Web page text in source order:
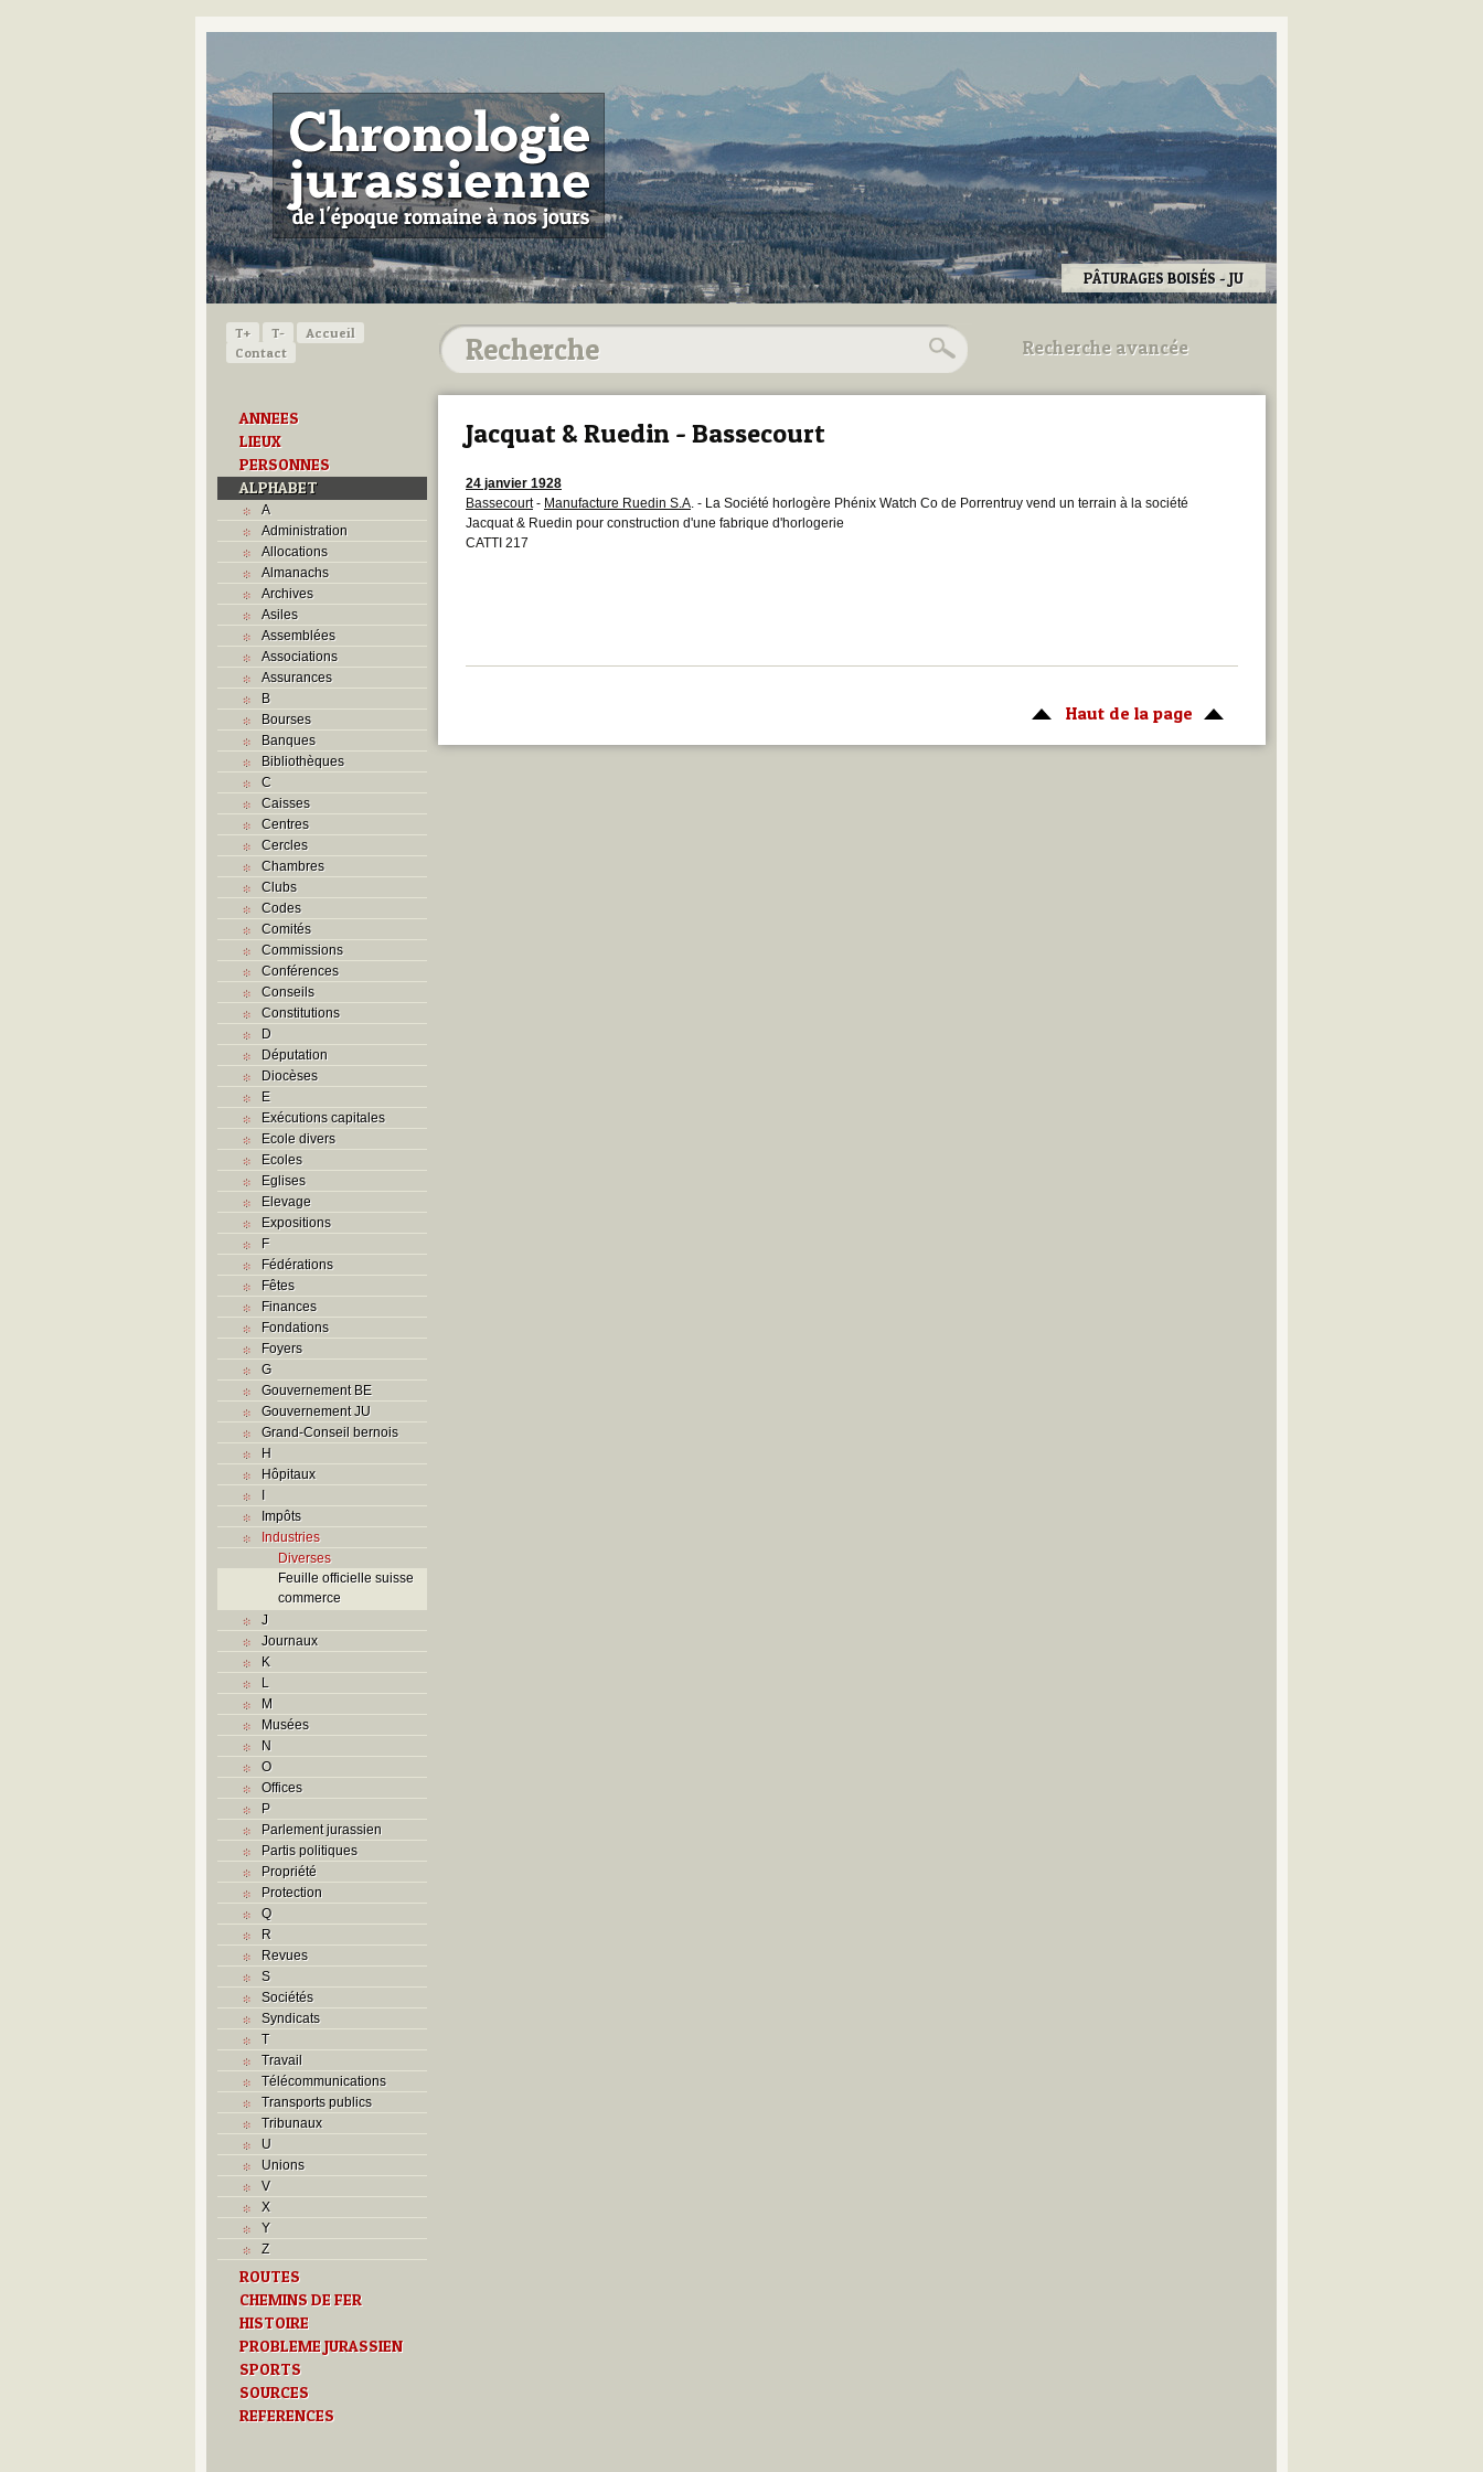
PÂTURAGES BOISÉS - JU
T+ T-
Accueil
Contact
ANNEES
LIEUX
PERSONNES
ALPHABET
A
Administration
Allocations
Almanachs
Archives
Asiles
Assemblées
Associations
Assurances
B
Bourses
Banques
Bibliothèques
C
Caisses
Centres
Cercles
Chambres
Clubs
Codes
Comités
Commissions
Conférences
Conseils
Constitutions
D
Députation
Diocèses
E
Exécutions capitales
Ecole divers
Ecoles
Eglises
Elevage
Expositions
F
Fédérations
Fêtes
Finances
Fondations
Foyers
G
Gouvernement BE
Gouvernement JU
Grand-Conseil bernois
H
Hôpitaux
I
Impôts
Industries
Diverses
Feuille officielle suisse
commerce
J
Journaux
K
L
M
Musées
N
O
Offices
P
Parlement jurassien
Partis politiques
Propriété
Protection
Q
R
Revues
S
Sociétés
Syndicats
T
Travail
Télécommunications
Transports publics
Tribunaux
U
Unions
V
X
Y
Z
ROUTES
CHEMINS DE FER
HISTOIRE
PROBLEME JURASSIEN
SPORTS
SOURCES
REFERENCES
Recherche avancée
Utilisez les champs ci-dessous
Jacquat & Ruedin - Bassecourt
24 janvier 1928
Bassecourt- Manufacture Ruedin S.A . - La Société horlogère Phénix Watch Co de Porrentruy vend un terrain à la société
Jacquat & Ruedin pour construction d'une fabrique d'horlogerie
CATTI 217
Haut de la page